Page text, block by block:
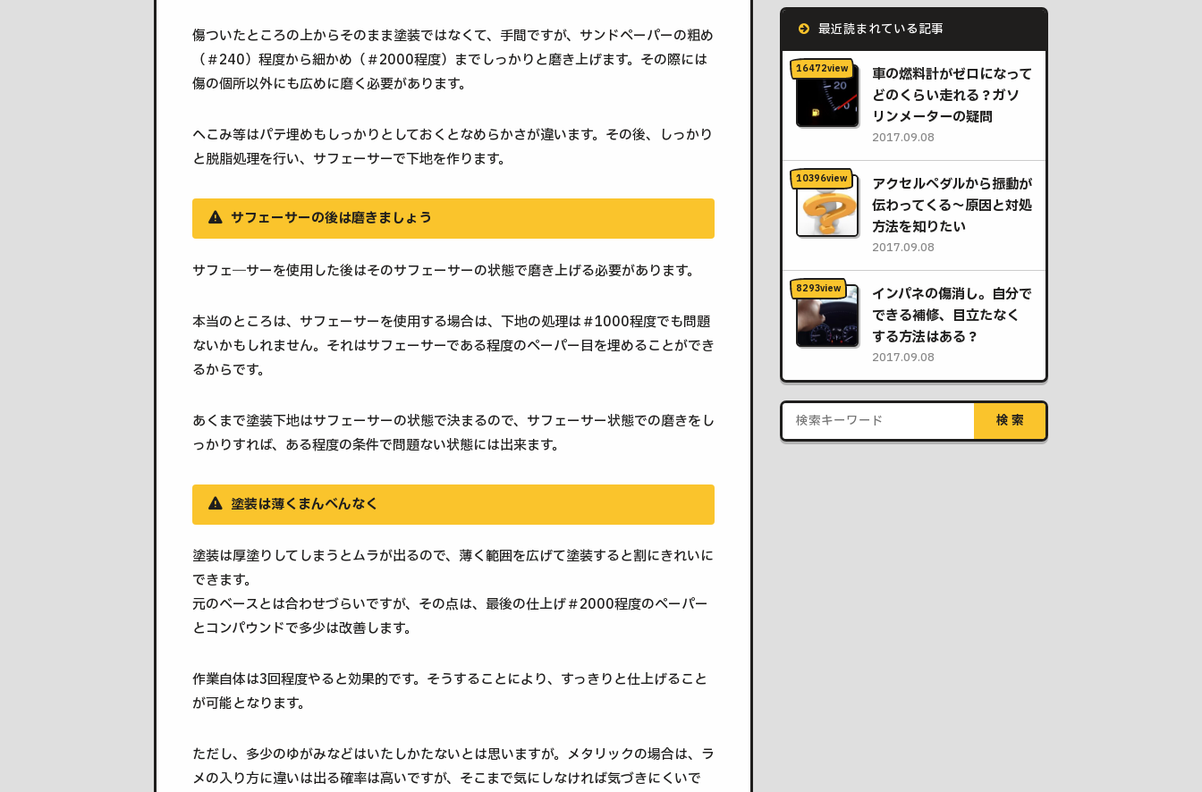
傷ついたところの上からそのまま塗装ではなくて、手間ですが、サンドペーパーの粗め
（＃240）程度から細かめ（＃2000程度）までしっかりと磨き上げます。その際には
傷の個所以外にも広めに磨く必要があります。
へこみ等はパテ埋めもしっかりとしておくとなめらかさが違います。その後、しっかり
と脱脂処理を行い、サフェーサーで下地を作ります。
サフェーサーの後は磨きましょう
サフェ―サーを使用した後はそのサフェーサーの状態で磨き上げる必要があります。
本当のところは、サフェーサーを使用する場合は、下地の処理は＃1000程度でも問題
ないかもしれません。それはサフェーサーである程度のペーパー目を埋めることができ
るからです。
あくまで塗装下地はサフェーサーの状態で決まるので、サフェーサー状態での磨きをし
っかりすれば、ある程度の条件で問題ない状態には出来ます。
塗装は薄くまんべんなく
塗装は厚塗りしてしまうとムラが出るので、薄く範囲を広げて塗装すると割にきれいに
できます。
元のベースとは合わせづらいですが、その点は、最後の仕上げ＃2000程度のペーパー
とコンパウンドで多少は改善します。
作業自体は3回程度やると効果的です。そうすることにより、すっきりと仕上げること
が可能となります。
ただし、多少のゆがみなどはいたしかたないとは思いますが。メタリックの場合は、ラ
メの入り方に違いは出る確率は高いですが、そこまで気にしなければ気づきにくいで
最近読まれている記事
車の燃料計がゼロになって
どのくらい走れる？ガソ
リンメーターの疑問
2017.09.08
アクセルペダルから振動が
伝わってくる〜原因と対処
方法を知りたい
2017.09.08
インパネの傷消し。自分で
できる補修、目立たなく
する方法はある？
2017.09.08